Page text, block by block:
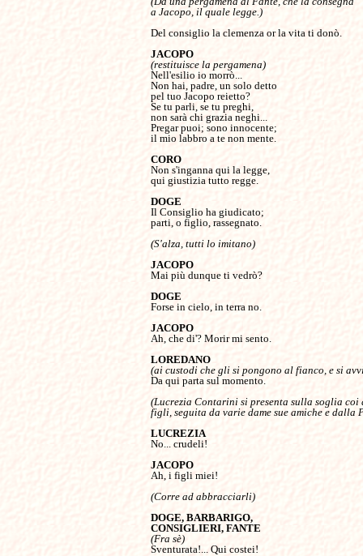
a Jacopo, il quale legge.)
Del consiglio la clemenza or la vita ti donò.
JACOPO
(restituisce la pergamena)
Nell'esilio io morrò...
Non hai, padre, un solo detto
pel tuo Jacopo reietto?
Se tu parli, se tu preghi,
non sarà chi grazia neghi...
Pregar puoi; sono innocente;
il mio labbro a te non mente.
CORO
Non s'inganna qui la legge,
qui giustizia tutto regge.
Il Consiglio ha giudicato;
parti, o figlio, rassegnato.
(S'alza, tutti lo imitano)
JACOPO
Mai più dunque ti vedrò?
Forse in cielo, in terra no.
JACOPO
Ah, che di'? Morir mi sento.
LOREDANO
(ai custodi che gli si pongono al fianco, e si
Da qui parta sul momento.
(Lucrezia Contarini si presenta sulla soglia coi
figli, seguita da varie dame sue amiche e dalla
LUCREZIA
No... crudeli!
JACOPO
Ah, i figli miei!
(Corre ad abbracciarli)
DOGE, BARBARIGO,
(Fra sè)
Sventurata!... Qui costei!